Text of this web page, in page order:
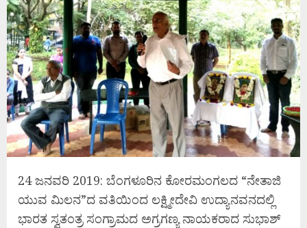
24 ಜನವರಿ 2019: ಬೆಂಗಳೂರಿನ ಕೋರಮಂಗಲದ “ನೇತಾಜಿ
ಯುವ ಮಿಲನ”ದ ವತಿಯಿಂದ ಲಕ್ಷ್ಮೀದೇವಿ ಉದ್ಯಾನವನದಲ್ಲಿ
ಭಾರತ ಸ್ವತಂತ್ರ ಸಂಗ್ರಾಮದ ಅಗ್ರಗಣ್ಯ ನಾಯಕರಾದ ಸುಭಾಶ್